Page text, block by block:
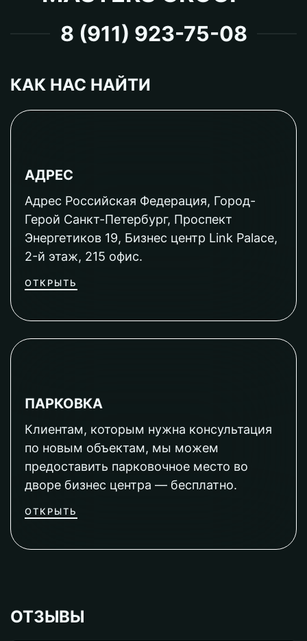
8 (911) 923-75-08
КАК НАС НАЙТИ
АДРЕС
Адрес Российская Федерация, Город-
Герой Санкт-Петербург, Проспект
Энергетиков 19, Бизнес центр Link Palace,
2-й этаж, 215 офис.
ОТКРЫТЬ
ПАРКОВКА
Клиентам, которым нужна консультация
по новым объектам, мы можем
предоставить парковочное место во
дворе бизнес центра — бесплатно.
ОТКРЫТЬ
ОТЗЫВЫ